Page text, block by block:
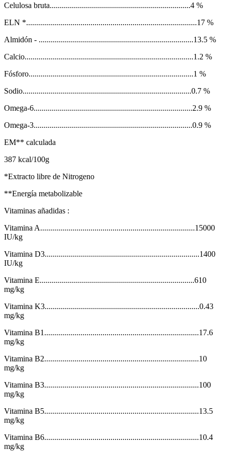
Celulosa bruta......................................................................4 %
ELN *.....................................................................................17 %
Almidón - .............................................................................13.5 %
Calcio....................................................................................1.2 %
Fósforo..................................................................................1 %
Sodio....................................................................................0.7 %
Omega-6...............................................................................2.9 %
Omega-3...............................................................................0.9 %
EM** calculada
387 kcal/100g
*Extracto libre de Nitrogeno
**Energía metabolizable
Vitaminas añadidas :
Vitamina A.............................................................................15000
IU/kg
Vitamina D3.............................................................................1400
IU/kg
Vitamina E.............................................................................610
mg/kg
Vitamina K3.............................................................................0.43
mg/kg
Vitamina B1.............................................................................17.6
mg/kg
Vitamina B2.............................................................................10
mg/kg
Vitamina B3.............................................................................100
mg/kg
Vitamina B5.............................................................................13.5
mg/kg
Vitamina B6.............................................................................10.4
mg/kg